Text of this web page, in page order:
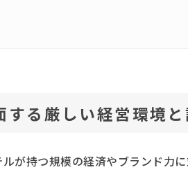
する厳しい経営環境と
が持つ規模の経済やブランド力